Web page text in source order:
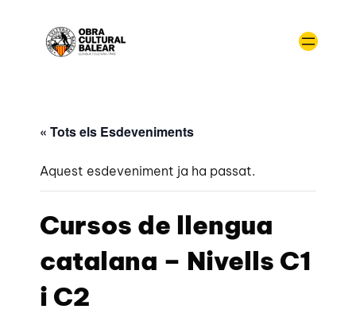
« Tots els Esdeveniments
Aquest esdeveniment ja ha passat.
Cursos de llengua
catalana – Nivells C1
i C2